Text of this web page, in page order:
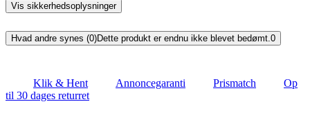
Vis sikkerhedsoplysninger
Hvad andre synes (0)Dette produkt er endnu ikke blevet bedømt.0
Klik & Hent Annoncegaranti Prismatch
Op
til 30 dages returret